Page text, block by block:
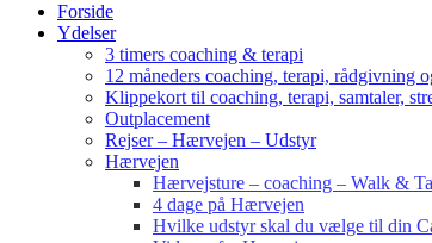
Forside
Ydelser
3 timers coaching & terapi
12 måneders coaching, terapi, rådgivning
Klippekort til coaching, terapi, samtaler,
Outplacement
Rejser – Hærvejen – Udstyr
Hærvejen
Hærvejsture – coaching – Walk &
4 dage på Hærvejen
Hvilke udstyr skal du vælge til din